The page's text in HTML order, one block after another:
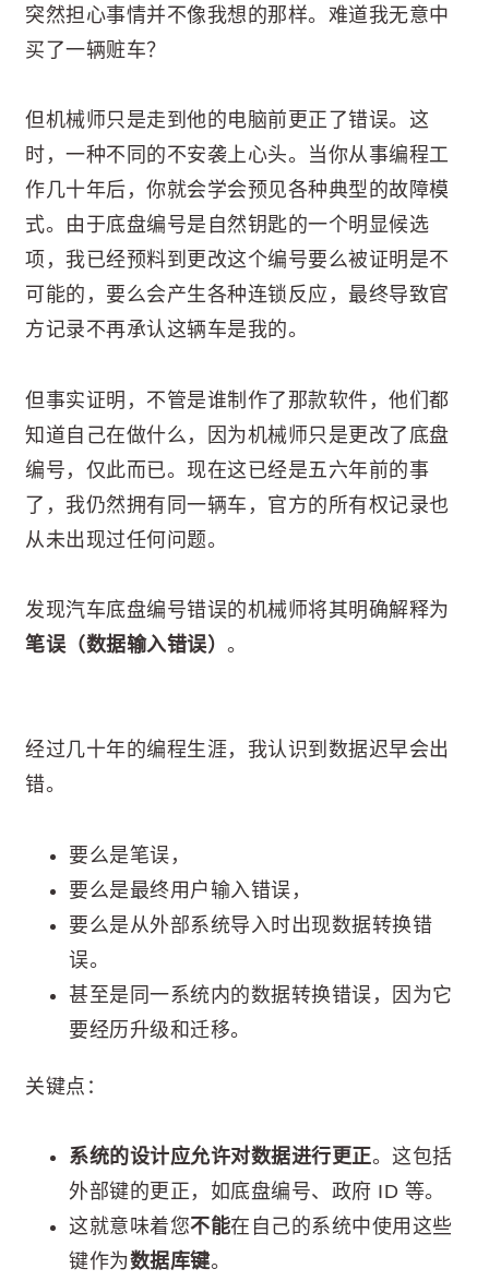
突然担心事情并不像我想的那样。难道我无意中
买了一辆赃车？
但机械师只是走到他的电脑前更正了错误。这
时，一种不同的不安袭上心头。当你从事编程工
作几十年后，你就会学会预见各种典型的故障模
式。由于底盘编号是自然钥匙的一个明显候选
项，我已经预料到更改这个编号要么被证明是不
可能的，要么会产生各种连锁反应，最终导致官
方记录不再承认这辆车是我的。
但事实证明，不管是谁制作了那款软件，他们都
知道自己在做什么，因为机械师只是更改了底盘
编号，仅此而已。现在这已经是五六年前的事
了，我仍然拥有同一辆车，官方的所有权记录也
从未出现过任何问题。
发现汽车底盘编号错误的机械师将其明确解释为
笔误（数据输入错误） 。
经过几十年的编程生涯，我认识到数据迟早会出
错。
要么是笔误，
要么是最终用户输入错误，
要么是从外部系统导入时出现数据转换错
误。
甚至是同一系统内的数据转换错误，因为它
要经历升级和迁移。
关键点：
系统的设计应允许对数据进行更正。这包括
外部键的更正，如底盘编号、政府 ID 等。
这就意味着您不能在自己的系统中使用这些
键作为数据库键。